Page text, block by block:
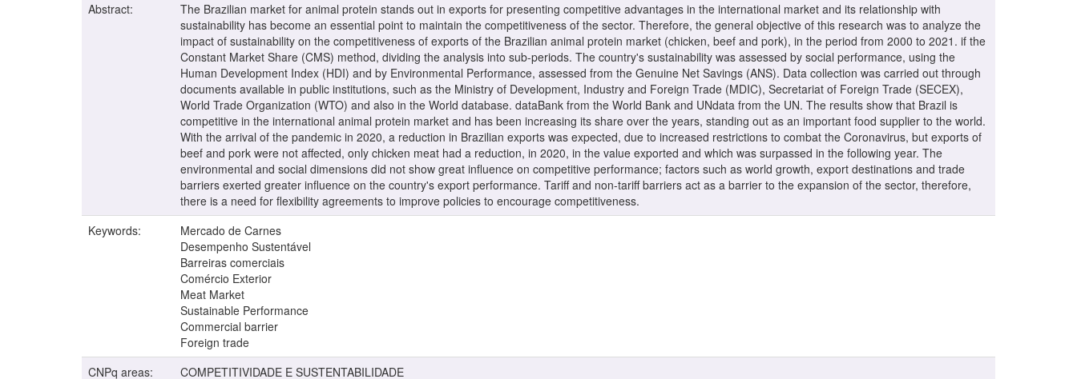
Abstract:
The Brazilian market for animal protein stands out in exports for presenting competitive advantages in the international market and its relationship with
sustainability has become an essential point to maintain the competitiveness of the sector. Therefore, the general objective of this research was to analyze the
impact of sustainability on the competitiveness of exports of the Brazilian animal protein market (chicken, beef and pork), in the period from 2000 to 2021. if the
Constant Market Share (CMS) method, dividing the analysis into sub-periods. The country's sustainability was assessed by social performance, using the
Human Development Index (HDI) and by Environmental Performance, assessed from the Genuine Net Savings (ANS). Data collection was carried out through
documents available in public institutions, such as the Ministry of Development, Industry and Foreign Trade (MDIC), Secretariat of Foreign Trade (SECEX),
World Trade Organization (WTO) and also in the World database. dataBank from the World Bank and UNdata from the UN. The results show that Brazil is
competitive in the international animal protein market and has been increasing its share over the years, standing out as an important food supplier to the world.
With the arrival of the pandemic in 2020, a reduction in Brazilian exports was expected, due to increased restrictions to combat the Coronavirus, but exports of
beef and pork were not affected, only chicken meat had a reduction, in 2020, in the value exported and which was surpassed in the following year. The
environmental and social dimensions did not show great influence on competitive performance; factors such as world growth, export destinations and trade
barriers exerted greater influence on the country's export performance. Tariff and non-tariff barriers act as a barrier to the expansion of the sector, therefore,
there is a need for flexibility agreements to improve policies to encourage competitiveness.
Keywords:
Mercado de Carnes
Desempenho Sustentável
Barreiras comerciais
Comércio Exterior
Meat Market
Sustainable Performance
Commercial barrier
Foreign trade
CNPq areas:
COMPETITIVIDADE E SUSTENTABILIDADE